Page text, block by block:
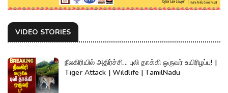
VIDEO STORIES
நீலகிரியில் அதிர்ச்சி... புலி தாக்கி ஒருவர் உயிரிழப்பு! |
Tiger Attack | Wildlife | TamilNadu